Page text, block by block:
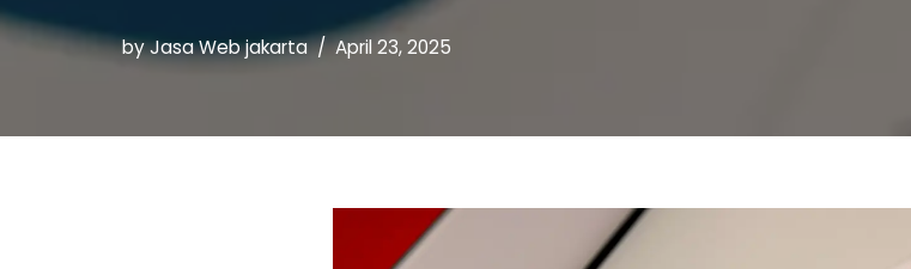
byJasa Web jakarta April 23, 2025